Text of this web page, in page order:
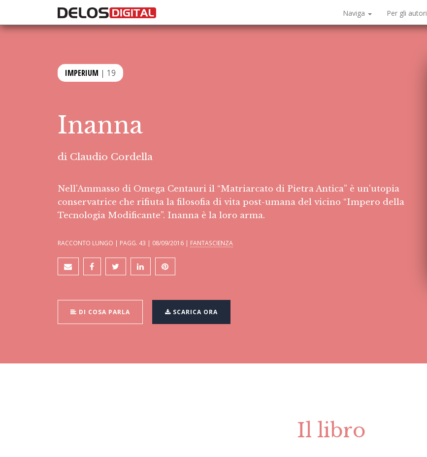
Naviga Per gli autori
IMPERIUM | 19
Inanna
di Claudio Cordella
Nell'Ammasso di Omega Centauri il “Matriarcato di Pietra Antica” è un'utopia
conservatrice che rifiuta la filosofia di vita post-umana del vicino “Impero della
Tecnologia Modificante”. Inanna è la loro arma.
RACCONTO LUNGO | PAGG. 43 | 08/09/2016 | FANTASCIENZA
DI COSA PARLA SCARICA ORA
Il libro